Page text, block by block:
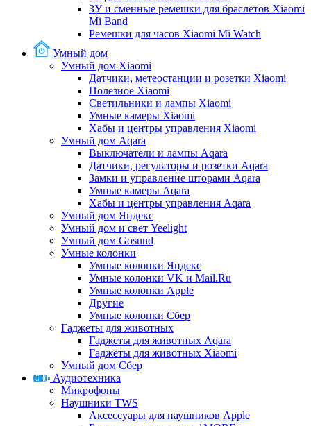
ЗУ и сменные ремешки для браслетов Xiaomi
Mi Band
Ремешки для часов Xiaomi Mi Watch
Умный дом
Умный дом Xiaomi
Датчики, метеостанции и розетки Xiaomi
Полезное Xiaomi
Светильники и лампы Xiaomi
Умные камеры Xiaomi
Хабы и центры управления Xiaomi
Умный дом Aqara
Выключатели и лампы Aqara
Датчики, регуляторы и розетки Aqara
Замки и управление шторами Aqara
Умные камеры Aqara
Хабы и центры управления Aqara
Умный дом Яндекс
Умный дом и свет Yeelight
Умный дом Gosund
Умные колонки
Умные колонки Яндекс
Умные колонки VK и Mail.Ru
Умные колонки Apple
Другие
Умные колонки Сбер
Гаджеты для животных
Гаджеты для животных Aqara
Гаджеты для животных Xiaomi
Умный дом Сбер
Аудиотехника
Микрофоны
Наушники TWS
Аксессуары для наушников Apple